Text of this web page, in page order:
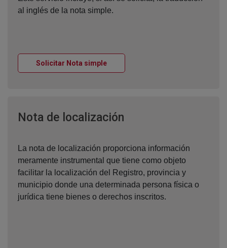
al inglés de la nota simple.
Solicitar Nota simpleVentana nueva
Nota de localización
La nota de localización proporciona información
meramente instrumental que tiene como objeto
facilitar la localización del Registro, provincia y
municipio donde una determinada persona física o
jurídica tiene bienes o derechos inscritos.